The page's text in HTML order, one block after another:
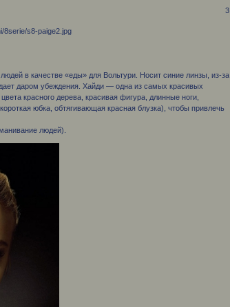
3
в качестве «еды» для Вольтури. Носит синие линзы, из-за
даром убеждения. Хайди — одна из самых красивых
красного дерева, красивая фигура, длинные ноги,
юбка, обтягивающая красная блузка), чтобы привлечь
людей).